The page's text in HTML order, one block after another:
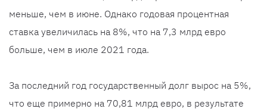
меньше, чем в июне. Однако годовая процентная
ставка увеличилась на 8%, что на 7,3 млрд евро
больше, чем в июле 2021 года.
За последний год государственный долг вырос на 5%,
что еще примерно на 70,81 млрд евро, в результате